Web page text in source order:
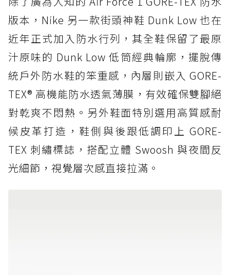
版本，Nike 另一款街頭神鞋 Dunk Low 也在
近年正式加入防水行列，其全鞋保留了最原
汁原味的 Dunk Low 低筒經典輪廓，擺脫傳
統戶外防水鞋的笨重感，內層則嵌入 GORE-
TEX® 高機能防水透氣薄膜，有效確保雙腳絕
對乾爽不悶熱。另外鞋面特別選用高質感耐
候皮革打造，鞋側與後跟低調印上 GORE-
TEX 刺繡標誌，搭配立體 Swoosh 與夜間反
光細節，視覺層次感直接拉滿。